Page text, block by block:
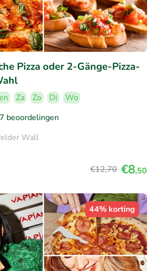
Pizza oder 2-Gänge-Pizza-
Za Zo Di
Wo
beoordelingen
Wall
€12,70 €8,50
44% korting